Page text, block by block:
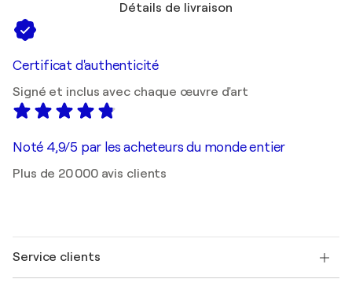
Détails de livraison
Certificat d'authenticité
Signé et inclus avec chaque œuvre d'art
Noté 4,9/5 par les acheteurs du monde entier
Plus de 20 000 avis clients
Service clients